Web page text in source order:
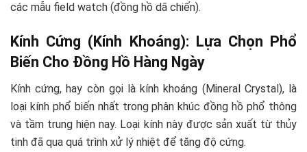
các mẫu field watch (đồng hồ dã chiến).
Kính Cứng (Kính Khoáng): Lựa Chọn Phổ
Biến Cho Đồng Hồ Hàng Ngày
Kính cứng, hay còn gọi là kính khoáng (Mineral Crystal), là
loại kính phổ biến nhất trong phân khúc đồng hồ phổ thông
và tầm trung hiện nay. Loại kính này được sản xuất từ thủy
tinh đã qua quá trình xử lý nhiệt để tăng độ cứng.